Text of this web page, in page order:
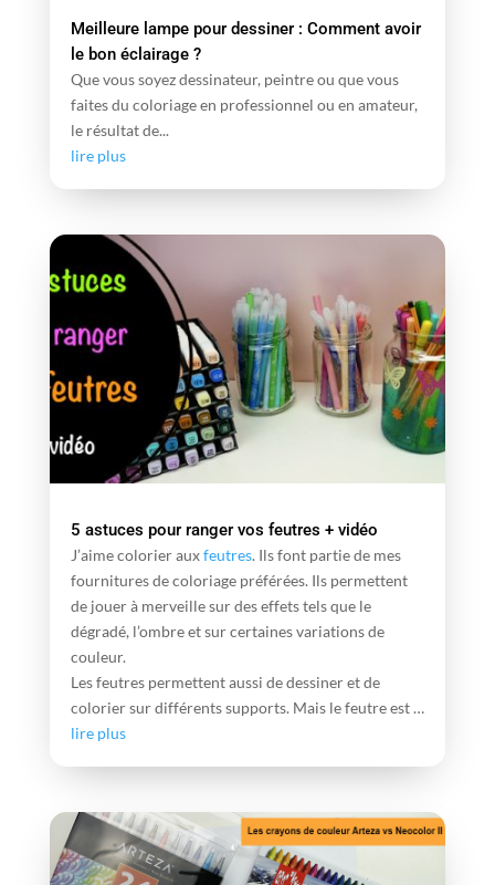
Meilleure lampe pour dessiner : Comment avoir
le bon éclairage ?
Que vous soyez dessinateur, peintre ou que vous
faites du coloriage en professionnel ou en amateur,
le résultat de...
lire plus
5 astuces pour ranger vos feutres + vidéo
J’aime colorier auxfeutres. Ils font partie de mes
fournitures de coloriage préférées. Ils permettent
de jouer à merveille sur des effets tels que le
dégradé, l’ombre et sur certaines variations de
couleur.
Les feutres permettent aussi de dessiner et de
colorier sur différents supports. Mais le feutre est …
lire plus